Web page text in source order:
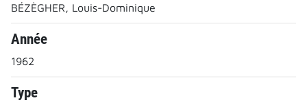
BÉZÈGHER, Louis-Dominique
Année
1962
Type